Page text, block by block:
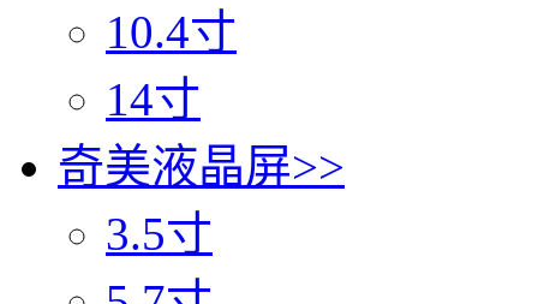
10.4寸
14寸
奇美液晶屏>>
3.5寸